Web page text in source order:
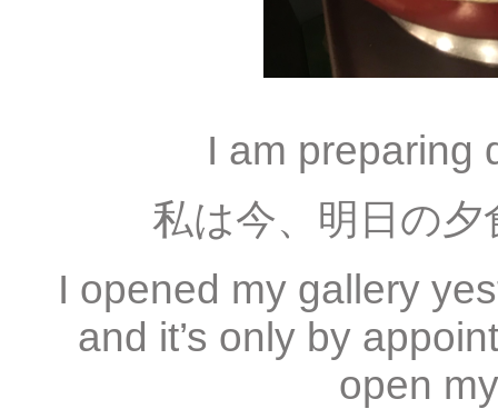
I am preparing
私は今、明日の
I opened my gallery
and it’s only by
open